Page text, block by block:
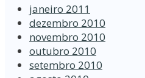
janeiro 2011
dezembro 2010
novembro 2010
outubro 2010
setembro 2010